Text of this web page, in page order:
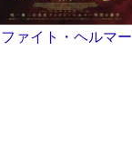
ァイト・ヘルマー